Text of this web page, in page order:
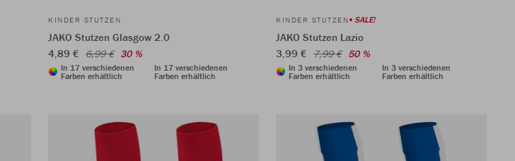
KINDER STUTZEN
JAKO Stutzen Glasgow 2.0
4,89 € 6,99 € 30 %
In 17 verschiedenen
Farben erhältlich
In 17 verschiedenen
Farben erhältlich
KINDER STUTZEN SALE!
JAKO Stutzen Lazio
3,99 € 7,99 € 50 %
In 3 verschiedenen
Farben erhältlich
In 3 verschiedenen
Farben erhältlich